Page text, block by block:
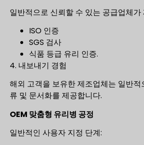
일반적으로 신뢰할 수 있는 공급업체가
ISO 인증
SGS 검사
식품 등급 유리 인증.
4. 내보내기 경험
해외 고객을 보유한 제조업체는 일반적
류 및 문서화를 제공합니다.
OEM 맞춤형 유리병 공정
일반적인 사용자 지정 단계: